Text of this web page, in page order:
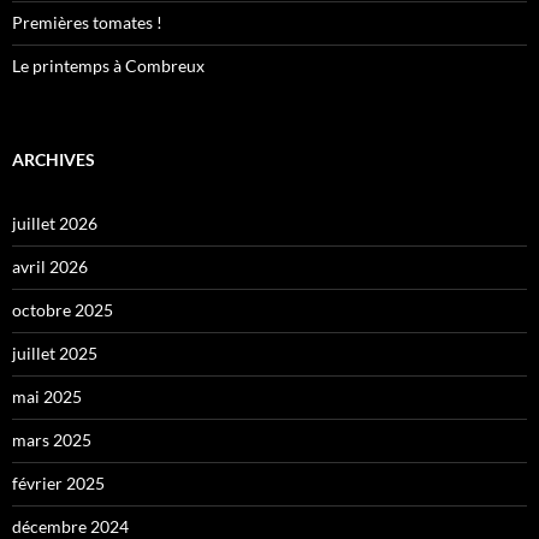
Premières tomates !
Le printemps à Combreux
ARCHIVES
juillet 2026
avril 2026
octobre 2025
juillet 2025
mai 2025
mars 2025
février 2025
décembre 2024